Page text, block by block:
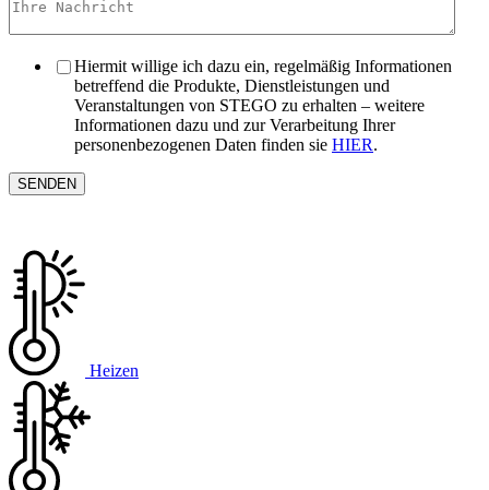
Hiermit willige ich dazu ein, regelmäßig Informationen
betreffend die Produkte, Dienstleistungen und
Veranstaltungen von STEGO zu erhalten – weitere
Informationen dazu und zur Verarbeitung Ihrer
personenbezogenen Daten finden sie HIER.
Heizen